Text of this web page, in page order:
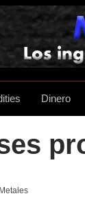
Dinero
Metales